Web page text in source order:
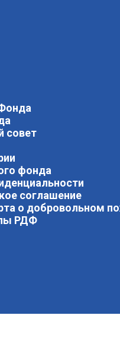
совет
фонда
соглашение
о добровольном
РДФ